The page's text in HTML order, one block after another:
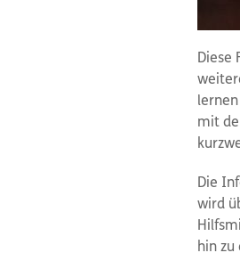
Diese
mit
Die
wird
hin